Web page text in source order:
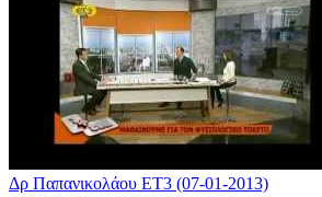
Δρ Παπανικολάου ΕΤ3 (07-01-2013)